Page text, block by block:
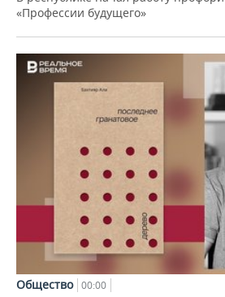
«Профессии будущего»
Общество 00:00